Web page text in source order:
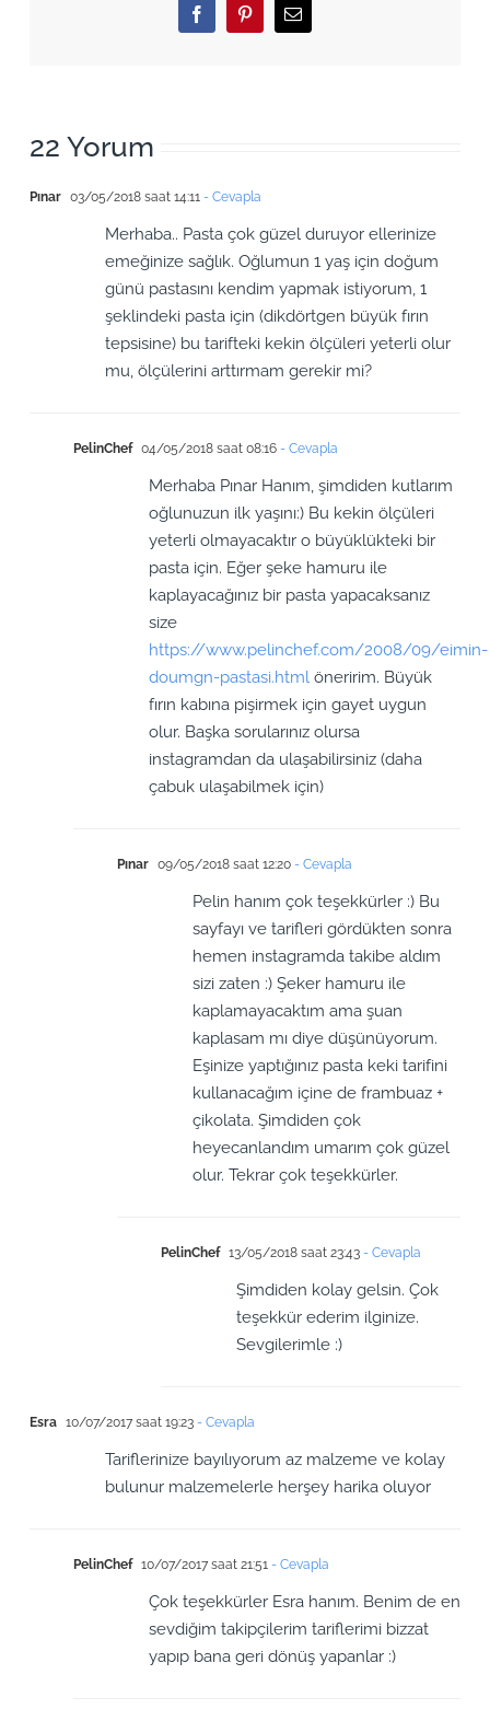
FacebookPinterestEmail
22 Yorum
Pınar 03/05/2018 saat 14:11- Cevapla
Merhaba.. Pasta çok güzel duruyor ellerinize
emeğinize sağlık. Oğlumun 1 yaş için doğum
günü pastasını kendim yapmak istiyorum, 1
şeklindeki pasta için (dikdörtgen büyük fırın
tepsisine) bu tarifteki kekin ölçüleri yeterli olur
mu, ölçülerini arttırmam gerekir mi?
PelinChef 04/05/2018 saat 08:16- Cevapla
Merhaba Pınar Hanım, şimdiden kutlarım
oğlunuzun ilk yaşını:) Bu kekin ölçüleri
yeterli olmayacaktır o büyüklükteki bir
pasta için. Eğer şeke hamuru ile
kaplayacağınız bir pasta yapacaksanız
size
https://www.pelinchef.com/2008/09/eimin-
doumgn-pastasi.htmlöneririm. Büyük
fırın kabına pişirmek için gayet uygun
olur. Başka sorularınız olursa
instagramdan da ulaşabilirsiniz (daha
çabuk ulaşabilmek için)
Pınar 09/05/2018 saat 12:20- Cevapla
Pelin hanım çok teşekkürler :) Bu
sayfayı ve tarifleri gördükten sonra
hemen instagramda takibe aldım
sizi zaten :) Şeker hamuru ile
kaplamayacaktım ama şuan
kaplasam mı diye düşünüyorum.
Eşinize yaptığınız pasta keki tarifini
kullanacağım içine de frambuaz +
çikolata. Şimdiden çok
heyecanlandım umarım çok güzel
olur. Tekrar çok teşekkürler.
PelinChef 13/05/2018 saat 23:43- Cevapla
Şimdiden kolay gelsin. Çok
teşekkür ederim ilginize.
Sevgilerimle :)
Esra 10/07/2017 saat 19:23- Cevapla
Tariflerinize bayılıyorum az malzeme ve kolay
bulunur malzemelerle herşey harika oluyor
PelinChef 10/07/2017 saat 21:51- Cevapla
Çok teşekkürler Esra hanım. Benim de en
sevdiğim takipçilerim tariflerimi bizzat
yapıp bana geri dönüş yapanlar :)